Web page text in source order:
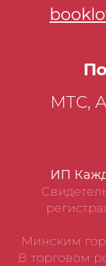
ИП
Минским
В торговом
МТС,